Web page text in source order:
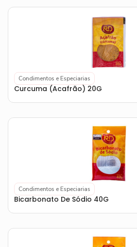
Condimentos e Especiarias
Curcuma (Acafrão) 20G
Condimentos e Especiarias
Bicarbonato De Sódio 40G